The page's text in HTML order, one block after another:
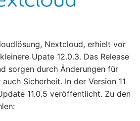
Nextcloud, erhielt vor
Upate 12.0.3. Das Release
sorgen durch Änderungen für
Sicherheit. In der Version 11
11.0.5 veröffentlicht. Zu den